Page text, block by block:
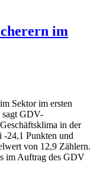
im
Sektor im ersten
sagt GDV-
in der
-24,1 Punkten und
von 12,9 Zählern.
im Auftrag des GDV